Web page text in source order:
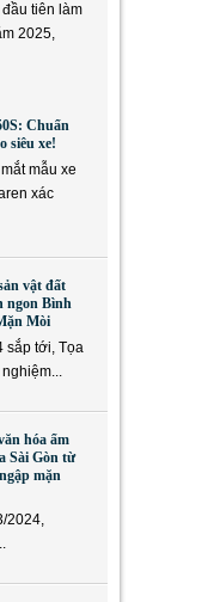
tiên làm
2025,
Chuẩn
siêu xe!
mẫu xe
xác
vật đất
ngon Bình
Mòi
sắp tới, Tọa
hóa ẩm
Sài Gòn từ
mặn
2024,